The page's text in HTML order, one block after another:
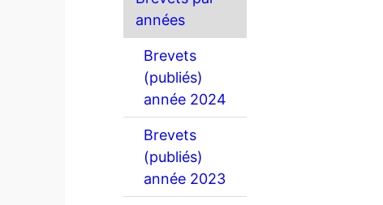
années
Brevets
(publiés)
année 2024
Brevets
(publiés)
année 2023